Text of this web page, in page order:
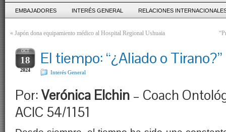
EMBAJADORES INTERÉS GENERAL RELACIONES
« Japón dona equipamiento médico al Hospital Regional Ushuaia
OCT
18
2024
El tiempo: “¿Aliado o Tirano?”
Interés General
Por:Verónica Elchin – Coach
ACIC 54/1151